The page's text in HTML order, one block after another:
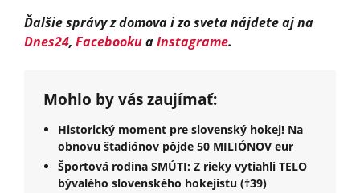
Ďalšie správy z domova i zo sveta nájdete aj na
Dnes24, FacebookuaInstagrame.
Mohlo by vás zaujímať:
Historický moment pre slovenský hokej! Na
obnovu štadiónov pôjde 50 MILIÓNOV eur
Športová rodina SMÚTI: Z rieky vytiahli TELO
bývalého slovenského hokejistu (†39)